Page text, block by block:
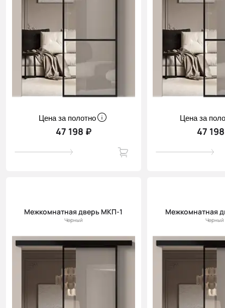
Цена за полотно
47 198 ₽
Цена за
47
Межкомнатная дверь МКП-1
Черный
Межкомнатная
Черный